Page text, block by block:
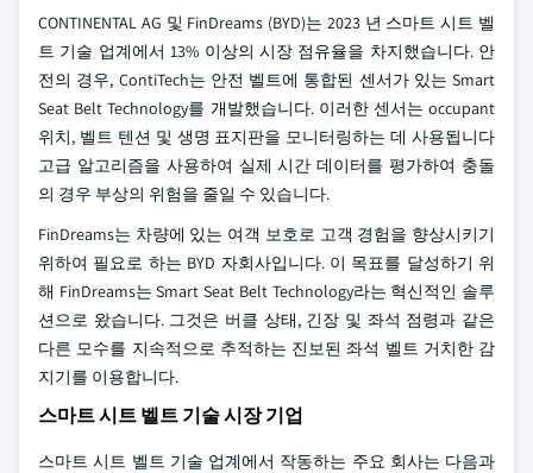
CONTINENTAL AG 및 FinDreams (BYD)는 2023 년 스마트 시트 벨
트 기술 업계에서 13% 이상의 시장 점유율을 차지했습니다. 안
전의 경우, ContiTech는 안전 벨트에 통합된 센서가 있는 Smart
Seat Belt Technology를 개발했습니다. 이러한 센서는 occupant
위치, 벨트 텐션 및 생명 표지판을 모니터링하는 데 사용됩니다
고급 알고리즘을 사용하여 실제 시간 데이터를 평가하여 충돌
의 경우 부상의 위험을 줄일 수 있습니다.
FinDreams는 차량에 있는 여객 보호로 고객 경험을 향상시키기
위하여 필요로 하는 BYD 자회사입니다. 이 목표를 달성하기 위
해 FinDreams는 Smart Seat Belt Technology라는 혁신적인 솔루
션으로 왔습니다. 그것은 버클 상태, 긴장 및 좌석 점령과 같은
다른 모수를 지속적으로 추적하는 진보된 좌석 벨트 거치한 감
지기를 이용합니다.
스마트 시트 벨트 기술 시장 기업
스마트 시트 벨트 기술 업계에서 작동하는 주요 회사는 다음과